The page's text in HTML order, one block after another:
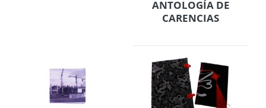
ANTOLOGÍA DE
CARENCIAS